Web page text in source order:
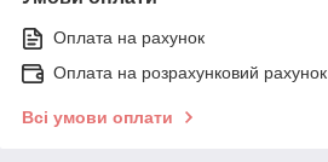
Оплата на рахунок
Оплата на розрахунковий рахунок
Всі умови оплати